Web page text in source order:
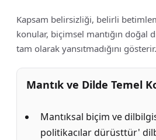
Kapsam belirsizliği, belirli
konular, biçimsel mantığın doğal
tam olarak yansıtmadığını gösterir.
Mantık ve Dilde Temel
Mantıksal biçim ve
politikacılar dürüsttür'